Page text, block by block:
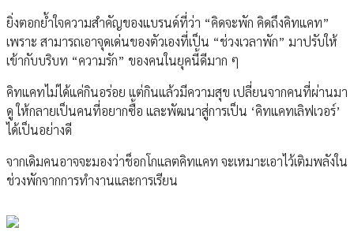
ยิ่งตอกยํ้าใจความสําคัญของแบรนด์ที่ว่า “คิดจะพัก คิดถึงคิทแคท”
เพราะ สามารถเอาจุดเด่นของตัวเองที่เป็น “ช่วงเวลาพัก” มาปรับให้
เข้ากับบริบท “ความรัก” ของคนในยุคนี้ดีมาก ๆ
คิทแคทไม่ได้แค่กินอร่อย แต่กินแล้วมีความสุข เปลี่ยนจากคนที่ผ่านมา
ดู ให้กลายเป็นคนที่อยากซื้อ และพัฒนาสู่การเป็น ‘คิทแคทเลิฟเวอร์’
ได้เป็นอย่างดี
จากเดิมคนอาจจะมองว่าช็อกโกแลตคิทแคท จะเหมาะเอาไว้เติมพลังใน
ช่วงพักจากการทํางานและการเรียน